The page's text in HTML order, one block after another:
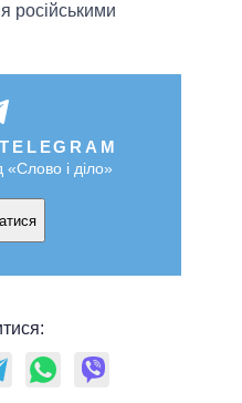
російськими
«Слово і діло»